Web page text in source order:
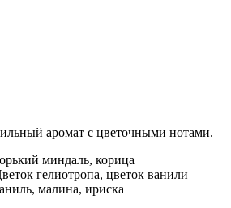
аромат с цветочными нотами.
миндаль, корица
гелиотропа, цветок ванили
малина, ириска